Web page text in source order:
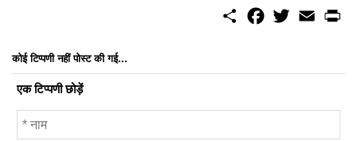
S
o
w
e
E
m
कोई टिप्पणी नहीं पोस्ट की गई...
एक टिप्पणी छोड़ें